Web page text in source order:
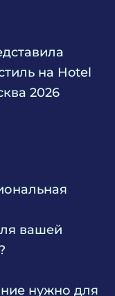
на Hotel
2026
вашей
нужно для